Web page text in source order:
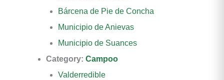
Bárcena de Pie de Concha
Municipio de Anievas
Municipio de Suances
Category: Campoo
Valderredible